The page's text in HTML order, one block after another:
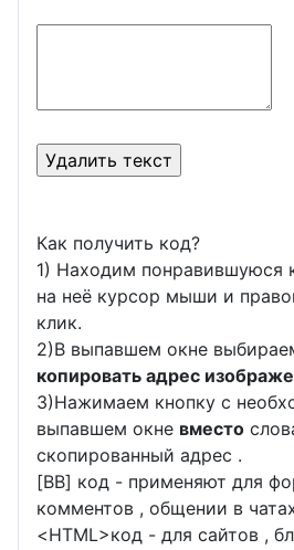
Как получить код?
1) Находим понравившуюся
на неё курсор мыши и
клик.
2)В выпавшем окне
копировать адрес
3)Нажимаем кнопку с
выпавшем окне вместо
скопированный адрес .
[BB] код - применяют для
комментов , общении в
<HTML>код - для сайтов ,